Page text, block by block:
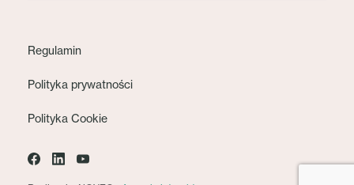
Regulamin
Polityka prywatności
Polityka Cookie